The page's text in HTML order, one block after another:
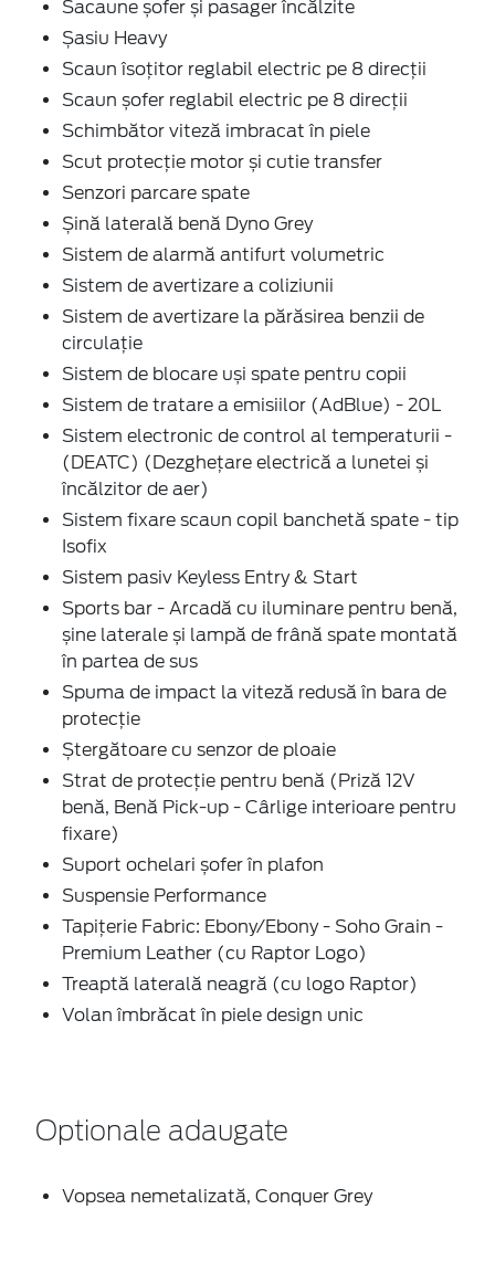
Sacaune șofer și pasager încălzite
Șasiu Heavy
Scaun îsoțitor reglabil electric pe 8 direcţii
Scaun șofer reglabil electric pe 8 direcţii
Schimbător viteză imbracat în piele
Scut protecție motor și cutie transfer
Senzori parcare spate
Șină laterală benă Dyno Grey
Sistem de alarmă antifurt volumetric
Sistem de avertizare a coliziunii
Sistem de avertizare la părăsirea benzii de
circulație
Sistem de blocare uși spate pentru copii
Sistem de tratare a emisiilor (AdBlue) - 20L
Sistem electronic de control al temperaturii -
(DEATC) (Dezghețare electrică a lunetei și
încălzitor de aer)
Sistem fixare scaun copil banchetă spate - tip
Isofix
Sistem pasiv Keyless Entry & Start
Sports bar - Arcadă cu iluminare pentru benă,
șine laterale și lampă de frână spate montată
în partea de sus
Spuma de impact la viteză redusă în bara de
protecție
Ștergătoare cu senzor de ploaie
Strat de protecție pentru benă (Priză 12V
benă, Benă Pick-up - Cârlige interioare pentru
fixare)
Suport ochelari șofer în plafon
Suspensie Performance
Tapițerie Fabric: Ebony/Ebony - Soho Grain -
Premium Leather (cu Raptor Logo)
Treaptă laterală neagră (cu logo Raptor)
Volan îmbrăcat în piele design unic
Optionale adaugate
Vopsea nemetalizată, Conquer Grey